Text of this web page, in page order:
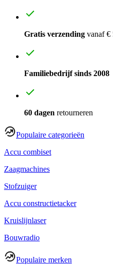
Gratis verzending vanaf €
Familiebedrijf sinds 2008
60 dagen retourneren
Populaire categorieën
Accu combiset
Zaagmachines
Stofzuiger
Accu constructietacker
Kruislijnlaser
Bouwradio
Populaire merken